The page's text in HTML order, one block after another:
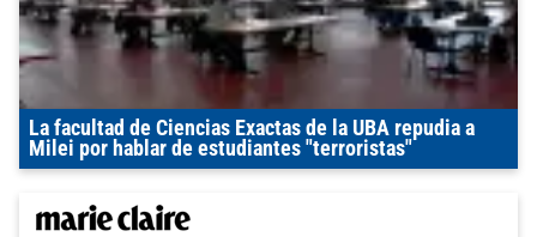
La facultad de Ciencias Exactas de la UBA repudia a
Milei por hablar de estudiantes "terroristas"